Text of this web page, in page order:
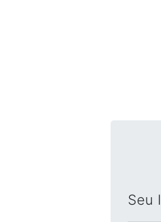
Seu